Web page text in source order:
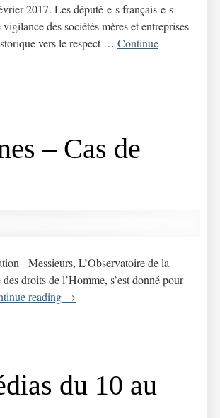
2017. Les député-e-s français-e-s
des sociétés mères et entreprises
vers le respect … Continue
– Cas de
Messieurs, L’Observatoire de la
droits de l’Homme, s’est donné pour
reading →
du 10 au